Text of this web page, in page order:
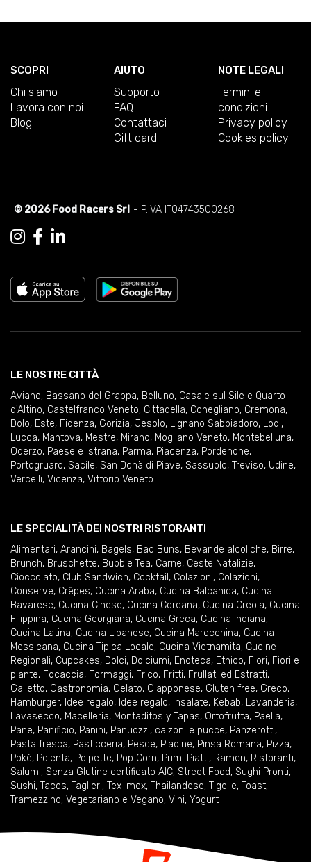
SCOPRI
Chi siamo
Lavora con noi
Blog
AIUTO
Supporto
FAQ
Contattaci
Gift card
NOTE LEGALI
Termini e
condizioni
Privacy policy
Cookies policy
© 2026 Food Racers Srl - P.IVA IT04743500268
LE NOSTRE CITTÀ
Aviano, Bassano del Grappa, Belluno, Casale sul Sile e Quarto
d'Altino, Castelfranco Veneto, Cittadella, Conegliano, Cremona,
Dolo, Este, Fidenza, Gorizia, Jesolo, Lignano Sabbiadoro, Lodi,
Lucca, Mantova, Mestre, Mirano, Mogliano Veneto, Montebelluna,
Oderzo, Paese e Istrana, Parma, Piacenza, Pordenone,
Portogruaro, Sacile, San Donà di Piave, Sassuolo, Treviso, Udine,
Vercelli, Vicenza, Vittorio Veneto
LE SPECIALITÀ DEI NOSTRI RISTORANTI
Alimentari, Arancini, Bagels, Bao Buns, Bevande alcoliche, Birre,
Brunch, Bruschette, Bubble Tea, Carne, Ceste Natalizie,
Cioccolato, Club Sandwich, Cocktail , Colazioni, Colazioni,
Conserve, Crêpes, Cucina Araba, Cucina Balcanica, Cucina
Bavarese, Cucina Cinese, Cucina Coreana, Cucina Creola, Cucina
Filippina, Cucina Georgiana, Cucina Greca, Cucina Indiana,
Cucina Latina, Cucina Libanese, Cucina Marocchina, Cucina
Messicana, Cucina Tipica Locale, Cucina Vietnamita, Cucine
Regionali, Cupcakes, Dolci, Dolciumi, Enoteca, Etnico, Fiori, Fiori e
piante, Focaccia, Formaggi, Frico, Fritti, Frullati ed Estratti,
Galletto, Gastronomia, Gelato, Giapponese, Gluten free, Greco,
Hamburger, Idee regalo, Idee regalo, Insalate, Kebab, Lavanderia,
Lavasecco, Macelleria, Montaditos y Tapas, Ortofrutta, Paella,
Pane, Panificio, Panini, Panuozzi, calzoni e pucce, Panzerotti,
Pasta fresca, Pasticceria, Pesce, Piadine, Pinsa Romana, Pizza,
Pokè, Polenta, Polpette, Pop Corn, Primi Piatti, Ramen, Ristoranti,
Salumi, Senza Glutine certificato AIC, Street Food, Sughi Pronti,
Sushi, Tacos, Taglieri, Tex-mex, Thailandese, Tigelle, Toast,
Tramezzino, Vegetariano e Vegano, Vini, Yogurt